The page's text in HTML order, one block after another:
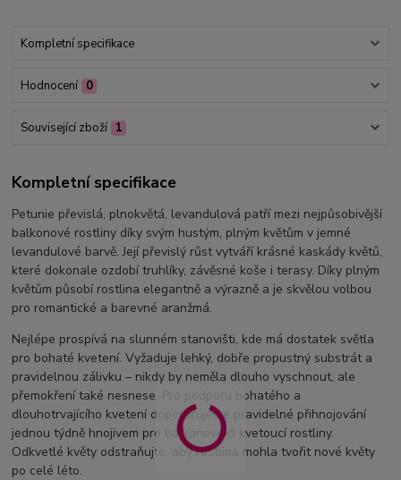
Kompletní specifikace
Hodnocení 0
Související zboží 1
Kompletní specifikace
Petunie převislá, plnokvětá, levandulová patří mezi nejpůsobivější
balkonové rostliny díky svým hustým, plným květům v jemné
levandulové barvě. Její převislý růst vytváří krásné kaskády květů,
které dokonale ozdobí truhlíky, závěsné koše i terasy. Díky plným
květům působí rostlina elegantně a výrazně a je skvělou volbou
pro romantické a barevné aranžmá.
Nejlépe prospívá na slunném stanovišti, kde má dostatek světla
pro bohaté kvetení. Vyžaduje lehký, dobře propustný substrát a
pravidelnou zálivku – nikdy by neměla dlouho vyschnout, ale
přemokření také nesnese. Pro podporu bohatého a
dlouhotrvajícího kvetení doporučujeme pravidelné přihnojování
jednou týdně hnojivem pro balkonové či kvetoucí rostliny.
Odkvetlé květy odstraňujte, aby rostlina mohla tvořit nové květy
po celé léto.